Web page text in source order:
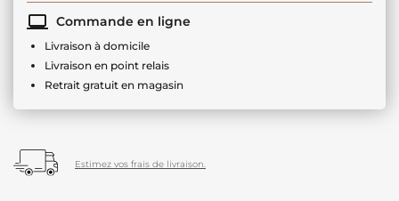
Commande en ligne
Livraison à domicile
Livraison en point relais
Retrait gratuit en magasin
Estimez vos frais de livraison.